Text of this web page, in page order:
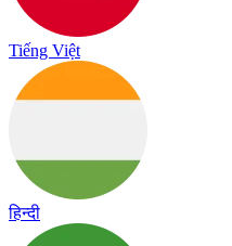
Tiếng Việt
हिन्दी